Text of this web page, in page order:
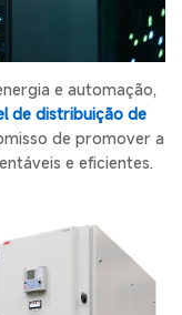
e automação,
de distribuição de
de promover a
e eficientes.